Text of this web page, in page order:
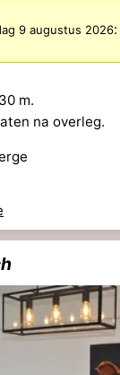
zondag 9 augustus 2026:
m.
na overleg.